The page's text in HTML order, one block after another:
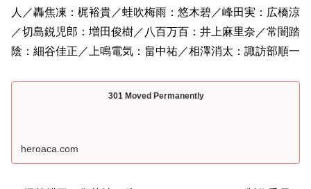
人／轟焦凍：梶裕貴／蛙吹梅雨：悠木碧／峰田実：広橋涼
／切島鋭児郎：増田俊樹／八百万百：井上麻里奈／常闇踏
陰：細谷佳正／上鳴電気：畠中祐／相澤消太：諏訪部順一
301 Moved Permanently
heroaca.com